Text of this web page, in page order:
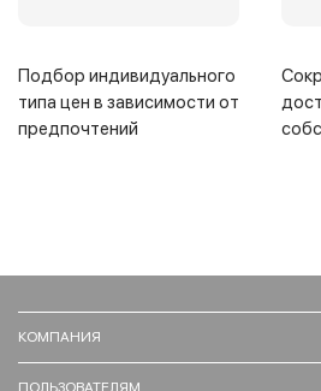
Подбор индивидуального
типа цен в зависимости от
предпочтений
КОМПАНИЯ
ПОЛЬЗОВАТЕЛЯМ